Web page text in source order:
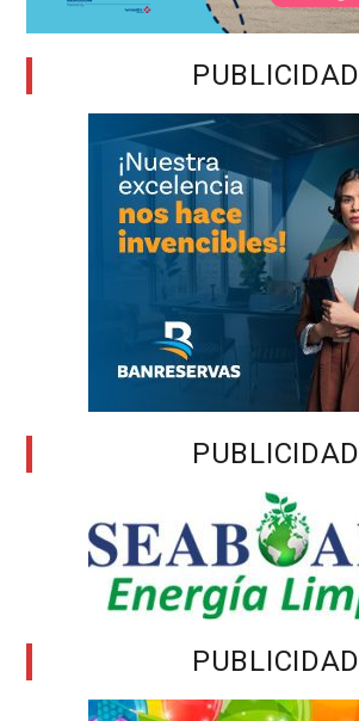
PUBLICIDAD
PUBLICIDAD
PUBLICIDAD